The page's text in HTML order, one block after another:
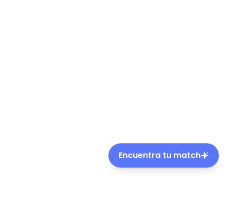
Encuentra tu match